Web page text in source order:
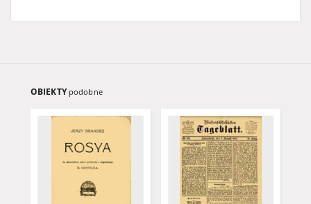
OBIEKTY podobne